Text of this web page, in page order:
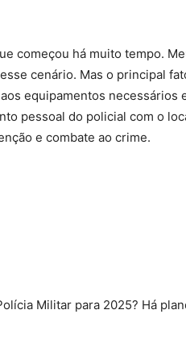
começou há muito tempo.
cenário. Mas o principal
equipamentos necessários
pessoal do policial com o
e combate ao crime.
Militar para 2025? Há